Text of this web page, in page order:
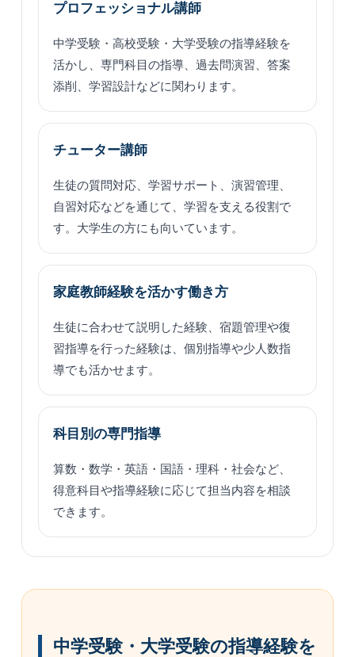
プロフェッショナル講師
中学受験・高校受験・大学受験の指導経験を
活かし、専門科目の指導、過去問演習、答案
添削、学習設計などに関わります。
チューター講師
生徒の質問対応、学習サポート、演習管理、
自習対応などを通じて、学習を支える役割で
す。大学生の方にも向いています。
家庭教師経験を活かす働き方
生徒に合わせて説明した経験、宿題管理や復
習指導を行った経験は、個別指導や少人数指
導でも活かせます。
科目別の専門指導
算数・数学・英語・国語・理科・社会など、
得意科目や指導経験に応じて担当内容を相談
できます。
中学受験・大学受験の指導経験を